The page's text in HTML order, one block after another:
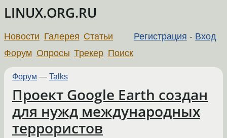
LINUX.ORG.RU
Регистрация - Вход
Новости Галерея Статьи
Форум Опросы Трекер Поиск
Форум — Talks
Проект Google Earth создан
для нужд международных
террористов